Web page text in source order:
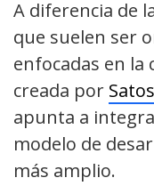
A diferencia de
que suelen ser
enfocadas en la
creada por
apunta a
modelo de
más amplio.